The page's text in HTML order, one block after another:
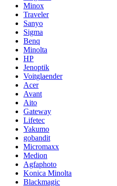
Minox
Traveler
Sanyo
Sigma
Benq
Minolta
HP
Jenoptik
Voitglaender
Acer
Avant
Aito
Gateway
Lifetec
Yakumo
gobandit
Micromaxx
Medion
Agfaphoto
Konica Minolta
Blackmagic